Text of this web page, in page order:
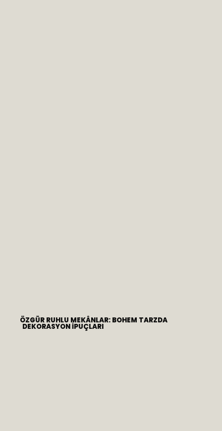
ÖZGÜR RUHLU MEKÂNLAR: BOHEM TARZDA
DEKORASYON İPUÇLARI